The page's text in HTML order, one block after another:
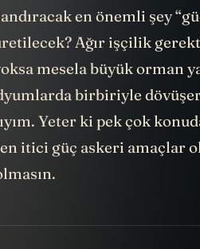
en önemli şey
Ağır işçilik
mesela büyük orman
birbiriyle
Yeter ki pek çok
itici güç askeri amaçlar